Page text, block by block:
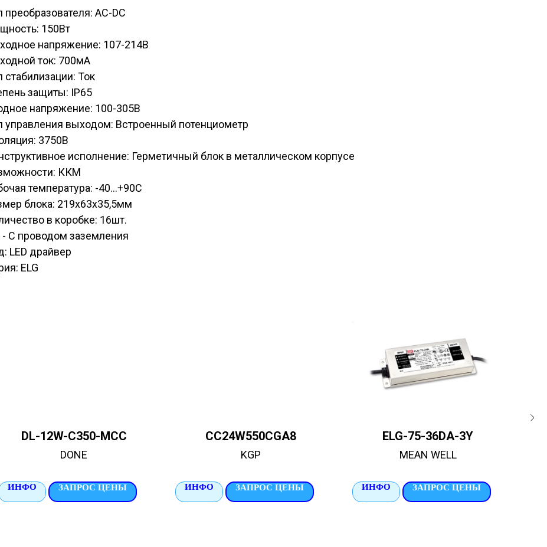
преобразователя: AC-DC
150Вт
напряжение: 107-214В
ток: 700мА
стабилизации: Ток
защиты: IP65
напряжение: 100-305В
управления выходом: Встроенный потенциометр
3750В
исполнение: Герметичный блок в металлическом корпусе
ККМ
температура: -40...+90С
блока: 219х63х35,5мм
в коробке: 16шт.
- C проводом заземления
LED драйвер
ELG
DL-12W-C350-MCC
DONE
ИНФО ЗАПРОС ЦЕНЫ
CC24W550CGA8
KGP
ИНФО ЗАПРОС ЦЕНЫ
ELG-75-36DA-3Y
MEAN WELL
ИНФО ЗАПРОС ЦЕНЫ